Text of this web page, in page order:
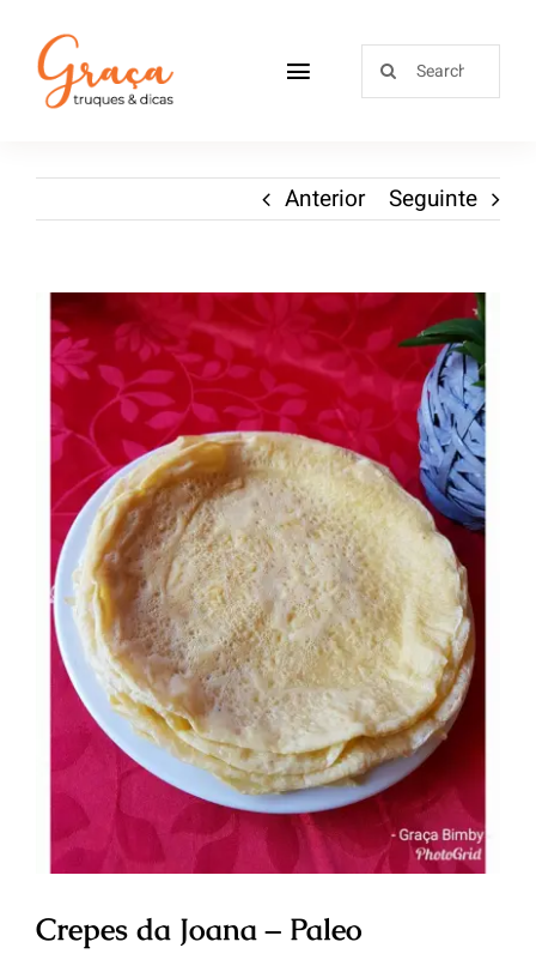
Receitas
Sobre
Loja
Blog
Contactos
Anterior Seguinte
Crepes da Joana – Paleo